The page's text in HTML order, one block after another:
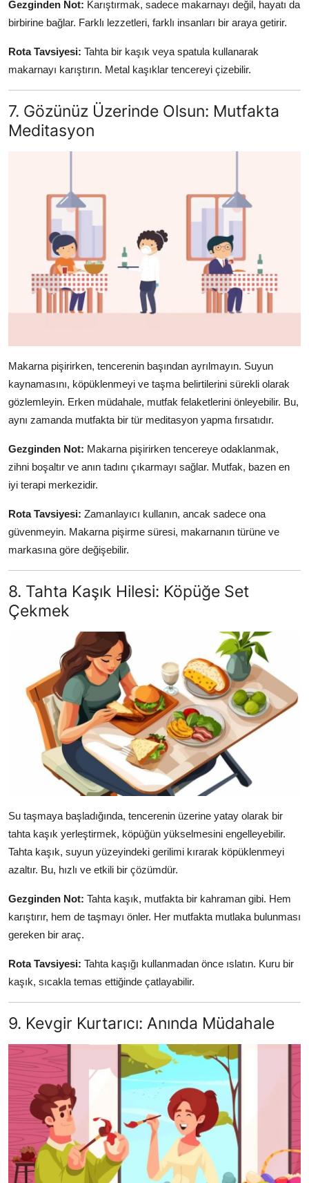
Gezginden Not: Karıştırmak, sadece makarnayı değil, hayatı da
birbirine bağlar. Farklı lezzetleri, farklı insanları bir araya getirir.
Rota Tavsiyesi: Tahta bir kaşık veya spatula kullanarak
makarnayı karıştırın. Metal kaşıklar tencereyi çizebilir.
7. Gözünüz Üzerinde Olsun: Mutfakta
Meditasyon
Makarna pişirirken, tencerenin başından ayrılmayın. Suyun
kaynamasını, köpüklenmeyi ve taşma belirtilerini sürekli olarak
gözlemleyin. Erken müdahale, mutfak felaketlerini önleyebilir. Bu,
aynı zamanda mutfakta bir tür meditasyon yapma fırsatıdır.
Gezginden Not: Makarna pişirirken tencereye odaklanmak,
zihni boşaltır ve anın tadını çıkarmayı sağlar. Mutfak, bazen en
iyi terapi merkezidir.
Rota Tavsiyesi: Zamanlayıcı kullanın, ancak sadece ona
güvenmeyin. Makarna pişirme süresi, makarnanın türüne ve
markasına göre değişebilir.
8. Tahta Kaşık Hilesi: Köpüğe Set
Çekmek
Su taşmaya başladığında, tencerenin üzerine yatay olarak bir
tahta kaşık yerleştirmek, köpüğün yükselmesini engelleyebilir.
Tahta kaşık, suyun yüzeyindeki gerilimi kırarak köpüklenmeyi
azaltır. Bu, hızlı ve etkili bir çözümdür.
Gezginden Not: Tahta kaşık, mutfakta bir kahraman gibi. Hem
karıştırır, hem de taşmayı önler. Her mutfakta mutlaka bulunması
gereken bir araç.
Rota Tavsiyesi: Tahta kaşığı kullanmadan önce ıslatın. Kuru bir
kaşık, sıcakla temas ettiğinde çatlayabilir.
9. Kevgir Kurtarıcı: Anında Müdahale